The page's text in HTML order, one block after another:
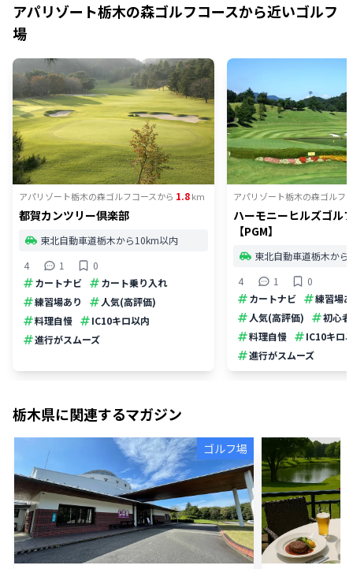
アパリゾート栃木の森ゴルフコースから近いゴルフ
場
アパリゾート栃木の森ゴルフコースから 1.8km
都賀カンツリー倶楽部
東北自動車道栃木から10km以内
4
1
0
カートナビ
カート乗り入れ
練習場あり
人気(高評価)
料理自慢
IC10キロ以内
進行がスムーズ
アパリゾート栃木の森ゴルフ
ハーモニーヒルズゴル
【PGM】
東北自動車道栃木か
4
1
0
カートナビ
練習場
人気(高評価)
初心
料理自慢
IC10キロ
進行がスムーズ
栃木県に関連するマガジン
ゴルフ場